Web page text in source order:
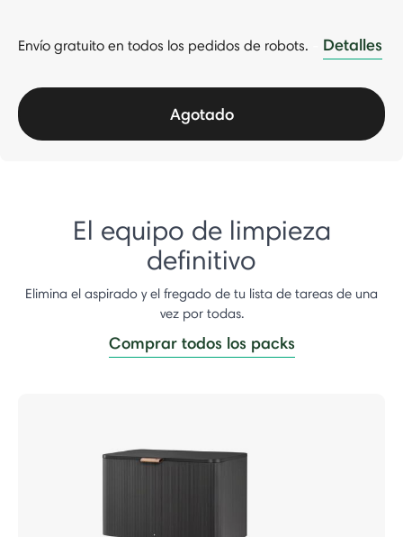
Envío gratuito en todos los pedidos de robots. Detalles
Agotado
El equipo de limpieza
definitivo
Elimina el aspirado y el fregado de tu lista de tareas de una
vez por todas.
Comprar todos los packs